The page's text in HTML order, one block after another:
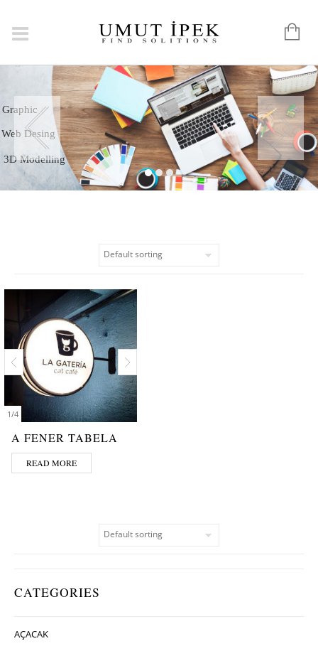
3D Modelling
Graphic
Web Desing
CATEGORIES
AÇACAK
1/4
A FENER TABELA
READ MORE